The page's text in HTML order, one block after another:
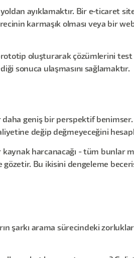
ayıklamaktır. Bir e-ticaret
karmaşık olması veya bir
oluşturarak çözümlerini
sonuca ulaşmasını sağlamaktır.
daha geniş bir perspektif
değip değmeyeceğini
harcanacağı - tüm bunlar
Bu ikisini dengeleme
şarkı arama sürecindeki